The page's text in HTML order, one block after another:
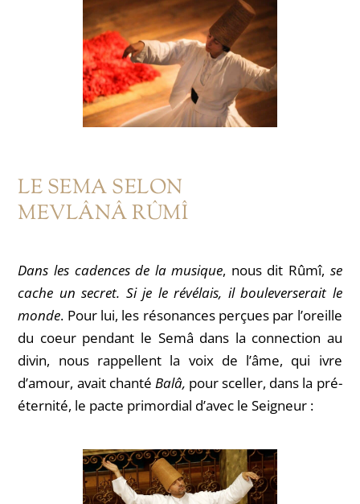
LE SEMA SELON
MEVLÂNÂ RÛMÎ
Dans les cadences de la musique, nous dit Rûmî, se
cache un secret. Si je le révélais, il bouleverserait le
monde. Pour lui, les résonances perçues par l’oreille
du coeur pendant le Semâ dans la connection au
divin, nous rappellent la voix de l’âme, qui ivre
d’amour, avait chanté Balâ, pour sceller, dans la pré-
éternité, le pacte primordial d’avec le Seigneur :